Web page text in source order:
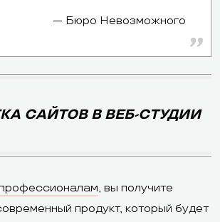
Визитка,
интернет-
магазин,
Бюро Невозможного
САЙТОВ В ВЕБ-СТУДИИ
, вы получите
продукт, который будет